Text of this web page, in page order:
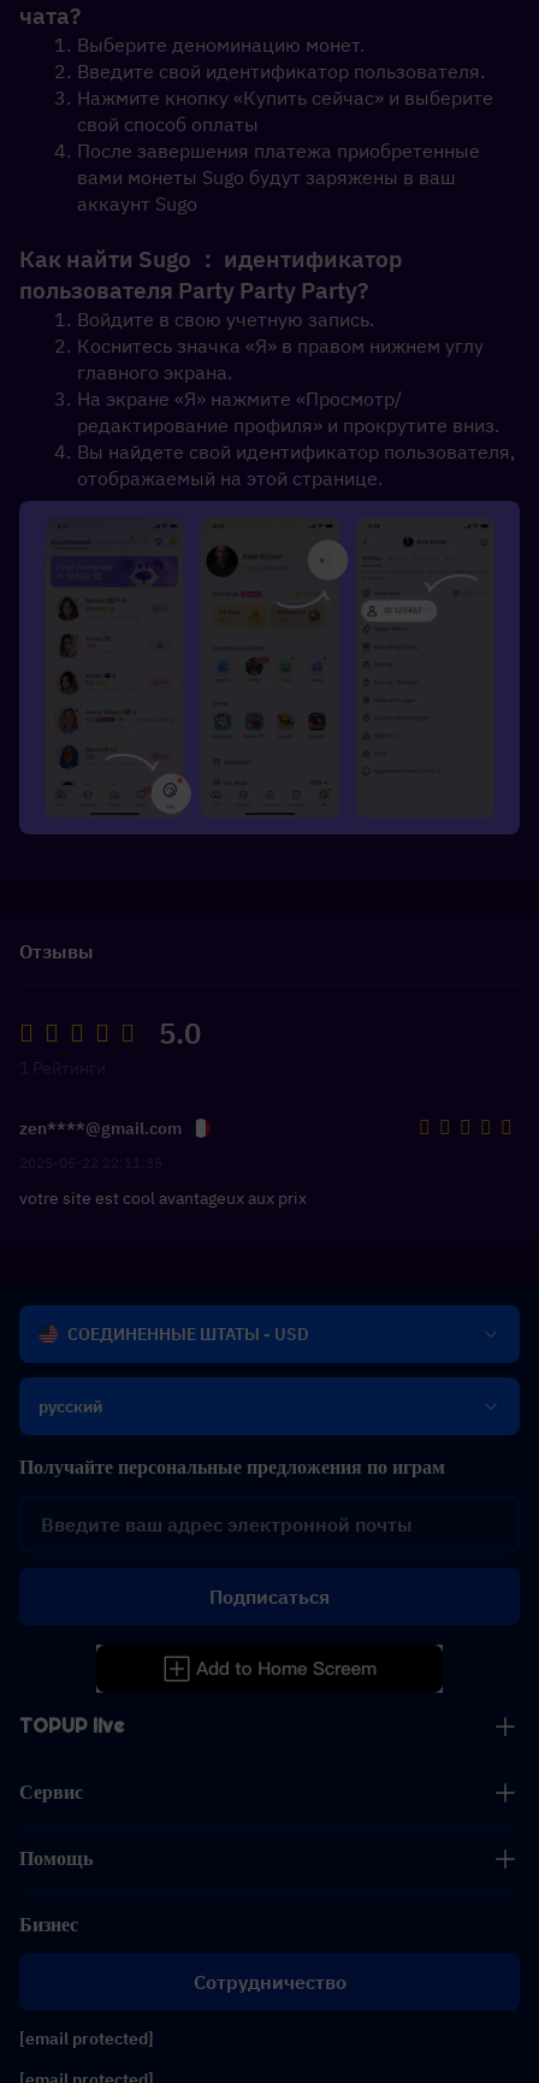
чата?
Выберите деноминацию монет.
Введите свой идентификатор пользователя.
Нажмите кнопку «Купить сейчас» и выберите
свой способ оплаты
После завершения платежа приобретенные
вами монеты Sugo будут заряжены в ваш
аккаунт Sugo
Как найти Sugo ： идентификатор
пользователя Party Party Party?
Войдите в свою учетную запись.
Коснитесь значка «Я» в правом нижнем углу
главного экрана.
На экране «Я» нажмите «Просмотр/
редактирование профиля» и прокрутите вниз.
Вы найдете свой идентификатор пользователя,
отображаемый на этой странице.
Отзывы
5.0
zen****@gmail.com
votre site est cool avantageux aux prix
СОЕДИНЕННЫЕ ШТАТЫ - USD
русский
TOPUP live
Сервис
Помощь
Бизнес
Сотрудничество
[email protected]
Получайте персональные предложения по играм
Подписаться